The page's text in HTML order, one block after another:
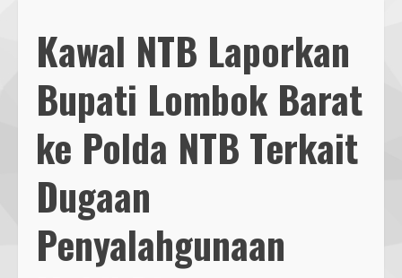
Kawal NTB Laporkan
Bupati Lombok Barat
ke Polda NTB Terkait
Dugaan
Penyalahgunaan